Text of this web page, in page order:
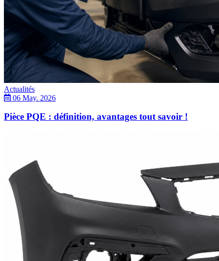
Actualités
06 May. 2026
Pièce PQE : définition, avantages tout savoir !